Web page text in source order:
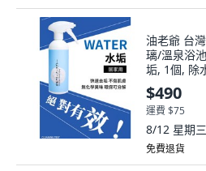
油老爺 台
璃/溫泉浴
垢, 1個, 除
$490
運費 $75
8/12 星期三
免費退貨